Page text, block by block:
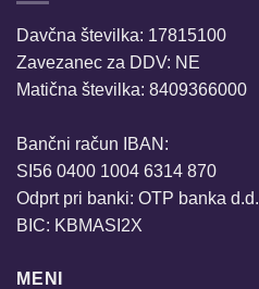
Davčna številka: 17815100
Zavezanec za DDV: NE
Matična številka: 8409366000
Bančni račun IBAN:
SI56 0400 1004 6314 870
Odprt pri banki: OTP banka d.d.
BIC: KBMASI2X
MENI